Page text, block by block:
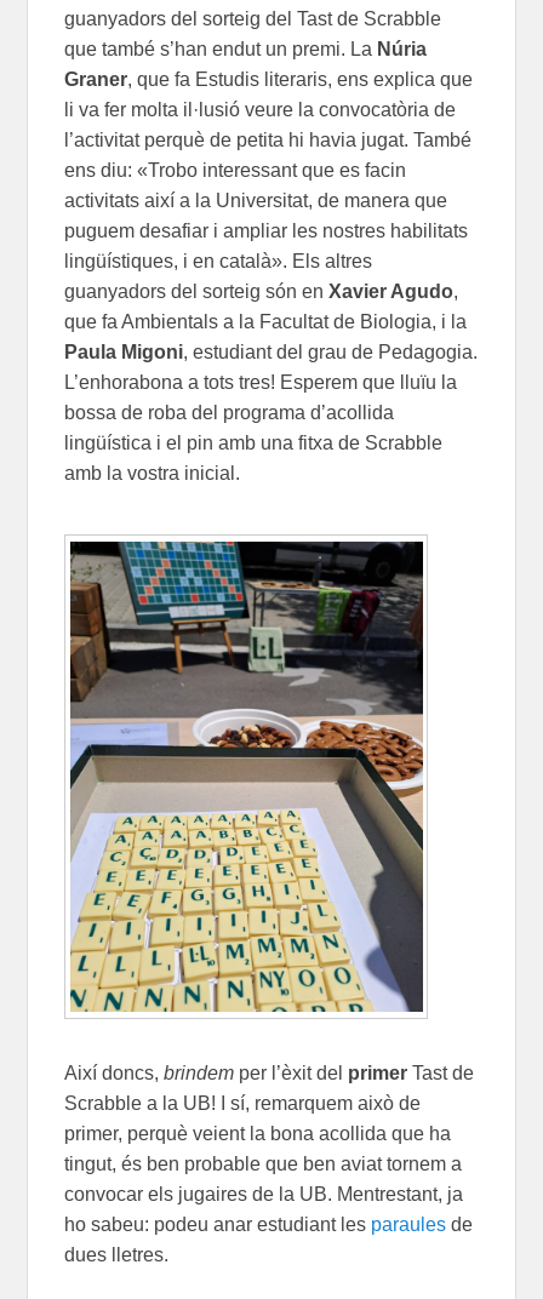
guanyadors del sorteig del Tast de Scrabble
que també s’han endut un premi. La Núria
Graner, que fa Estudis literaris, ens explica que
li va fer molta il·lusió veure la convocatòria de
l’activitatperquè de petita hi havia jugat. També
ens diu: «Trobo interessant que es facin
activitats així a la Universitat, de manera que
puguem desafiar i ampliar les nostres habilitats
lingüístiques, i en català». Els altres
guanyadors del sorteig són enXavier Agudo,
que fa Ambientals a la Facultat de Biologia, i la
Paula Migoni, estudiant del grau de Pedagogia.
L’enhorabona a tots tres! Esperem que lluïu la
bossa de roba del programa d’acollida
lingüística i el pin amb una fitxa de Scrabble
amb la vostra inicial.
Així doncs,brindem per l’èxit del primer Tast de
Scrabble a la UB! I sí, remarquem això de
primer, perquè veient la bona acollida que ha
tingut, és ben probable que ben aviat tornem a
convocar els jugaires de la UB. Mentrestant, ja
ho sabeu: podeu anar estudiant les paraules de
dues lletres.